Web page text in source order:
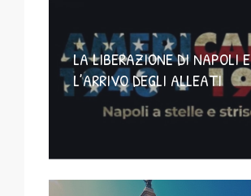
LA LIBERAZIONE DI NAPOLI E
L’ARRIVO DEGLI ALLEATI